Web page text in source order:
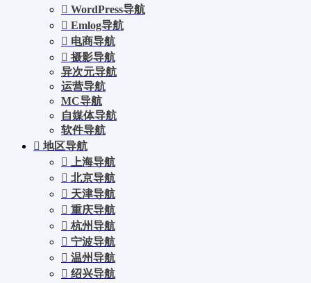
WordPress导航
Emlog导航
电商导航
摄影导航
异次元导航
运营导航
MC导航
自媒体导航
软件导航
地区导航
上海导航
北京导航
天津导航
重庆导航
杭州导航
宁波导航
温州导航
绍兴导航